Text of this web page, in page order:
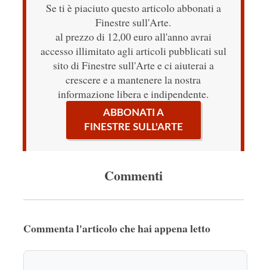
Se ti è piaciuto questo articolo abbonati a
Finestre sull'Arte.
al prezzo di 12,00 euro all'anno avrai
accesso illimitato agli articoli pubblicati sul
sito di Finestre sull'Arte e ci aiuterai a
crescere e a mantenere la nostra
informazione libera e indipendente.
ABBONATI A
FINESTRE SULL'ARTE
Commenti
Commenta l'articolo che hai appena letto